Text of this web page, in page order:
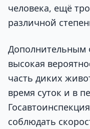
человека, ещё
различной
Дополнительным
высокая
часть диких
время суток и в
соблюдать